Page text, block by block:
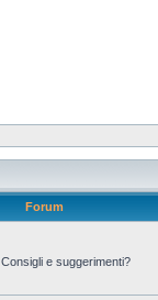
Forum
e suggerimenti?